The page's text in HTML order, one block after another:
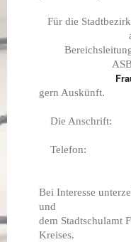
Für die
gern Auskünft.
Die Anschrift:
65929
Telefon:
Bei Interesse
und
dem Stadtschulamt
Kreises.